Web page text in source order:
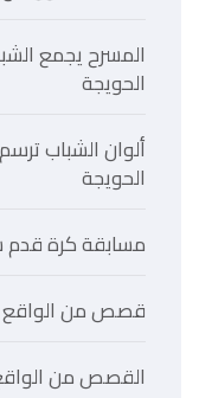
المسرح يجمع
الحويجة
ألوان الشباب
الحويجة
مسابقة كرة قدم
قصص من الواقع
القصص من